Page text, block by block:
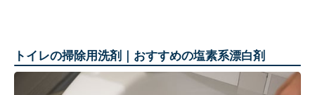
トイレの掃除用洗剤｜おすすめの塩素系漂白剤